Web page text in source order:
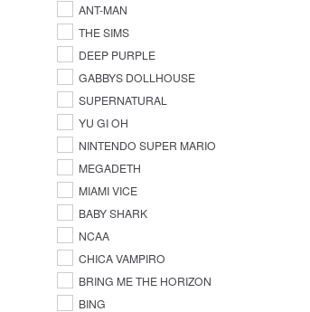
ANT-MAN
THE SIMS
DEEP PURPLE
GABBYS DOLLHOUSE
SUPERNATURAL
YU GI OH
NINTENDO SUPER MARIO
MEGADETH
MIAMI VICE
BABY SHARK
NCAA
CHICA VAMPIRO
BRING ME THE HORIZON
BING